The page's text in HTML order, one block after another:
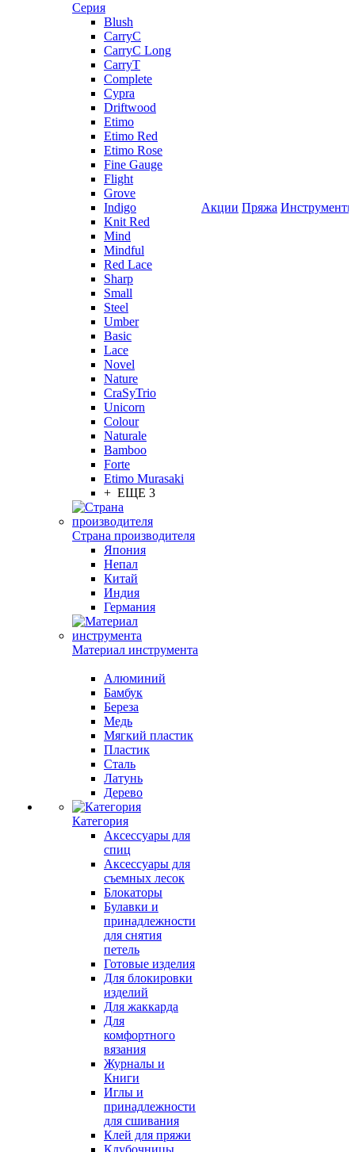
Серия
Blush
CarryC
CarryC Long
CarryT
Complete
Cypra
Driftwood
Etimo
Etimo Red
Etimo Rose
Fine Gauge
Flight
Grove
Indigo
Knit Red
Mind
Mindful
Red Lace
Sharp
Small
Steel
Umber
Basic
Lace
Novel
Nature
CraSyTrio
Unicorn
Colour
Naturale
Bamboo
Forte
Etimo Murasaki
+ ЕЩЕ 3
Страна производителя
Япония
Непал
Китай
Индия
Германия
Материал инструмента
Алюминий
Бамбук
Береза
Медь
Мягкий пластик
Пластик
Сталь
Латунь
Дерево
Категория
Аксессуары для
спиц
Аксессуары для
съемных лесок
Блокаторы
Булавки и
принадлежности
для снятия
петель
Готовые изделия
Для блокировки
изделий
Для жаккарда
Для
комфортного
вязания
Журналы и
Книги
Иглы и
принадлежности
для сшивания
Клей для пряжи
Клубочницы
Акции Пряжа Инструменты